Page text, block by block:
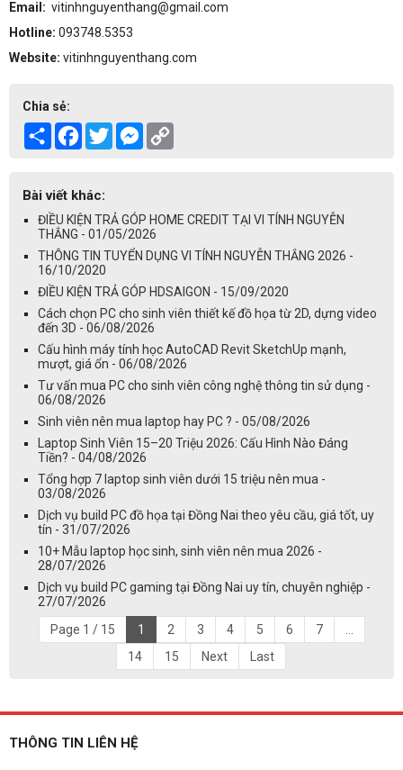
Email: vitinhnguyenthang@gmail.com
Hotline: 093748.5353
Website: vitinhnguyenthang.com
Chia sẻ:
Share Facebook
TwitterMessenger
Bài viết khác:
ĐIỀU KIỆN TRẢ GÓP HOME CREDIT TẠI VI TÍNH NGUYỄN
THẮNG - 01/05/2026
THÔNG TIN TUYỂN DỤNG VI TÍNH NGUYỄN THẮNG 2026 -
16/10/2020
ĐIỀU KIỆN TRẢ GÓP HDSAIGON - 15/09/2020
Cách chọn PC cho sinh viên thiết kế đồ họa từ 2D, dựng video
đến 3D - 06/08/2026
Cấu hình máy tính học AutoCAD Revit SketchUp mạnh,
mượt, giá ổn - 06/08/2026
Tư vấn mua PC cho sinh viên công nghệ thông tin sử dụng -
06/08/2026
Sinh viên nên mua laptop hay PC ? - 05/08/2026
Laptop Sinh Viên 15–20 Triệu 2026: Cấu Hình Nào Đáng
Tiền? - 04/08/2026
Tổng hợp 7 laptop sinh viên dưới 15 triệu nên mua -
03/08/2026
Dịch vụ build PC đồ họa tại Đồng Nai theo yêu cầu, giá tốt, uy
tín - 31/07/2026
10+ Mẫu laptop học sinh, sinh viên nên mua 2026 -
28/07/2026
Dịch vụ build PC gaming tại Đồng Nai uy tín, chuyên nghiệp -
27/07/2026
Page 1 / 15
1 2 3 4 5 6 7
14
15 Next Last
THÔNG TIN LIÊN HỆ